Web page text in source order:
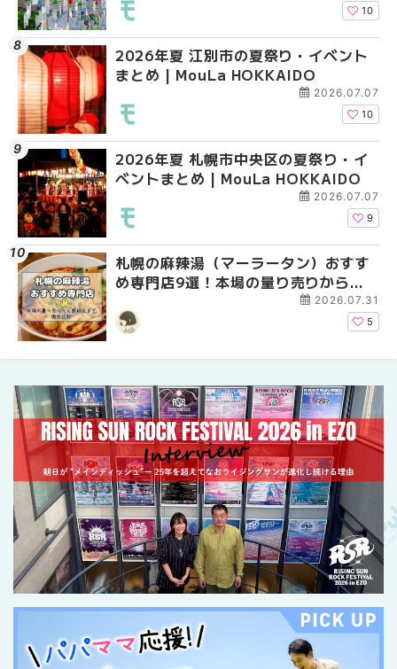
10
2026年夏 江別市の夏祭り・イベント
まとめ | MouLa HOKKAIDO
2026.07.07
10
2026年夏 札幌市中央区の夏祭り・イ
ベントまとめ | MouLa HOKKAIDO
2026.07.07
9
札幌の麻辣湯（マーラータン）おすす
め専門店9選！本場の量り売りから最
新店まで徹底比較 | MouLa
HOKKAIDO
2026.07.31
5
2026年夏 札幌市南区
ントまとめ | MouLa
2026年夏 札幌市中央
ベントまとめ |
2026年夏 恵庭市・千
イベントまとめ |
2026年夏 札幌市豊平
ベントまとめ |
【新千歳空港】新カー
業。「SUPER
ーパーラウンジアネッ
介！！ | MouLa
2026年夏 札幌市南区
ントまとめ | MouLa